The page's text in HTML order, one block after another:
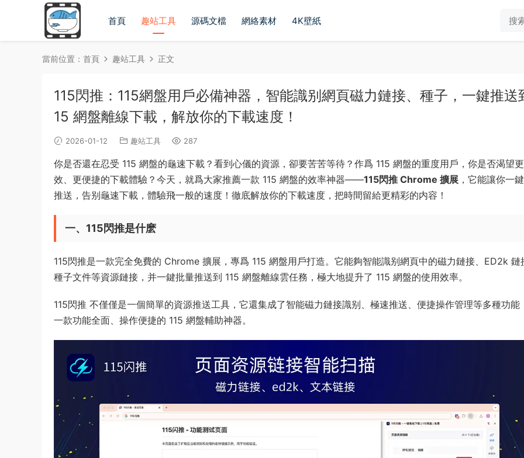
首頁 趣站工具 源碼文檔 網絡素材 4K壁紙
當前位置： 首頁 趣站工具 正文
115閃推：115網盤用戶必備神器，智能識别網頁磁力鏈接、種子，一鍵推送
15 網盤離線下載，解放你的下載速度！
2026-01-12 趣站工具 287
你是否還在忍受 115 網盤的龜速下載？看到心儀的資源，卻要苦苦等待？作爲 115 網盤的重度用戶，你是否渴望
效、更便捷的下載體驗？今天，就爲大家推薦一款 115 網盤的效率神器——115閃推 Chrome 擴展 ，它能讓你一
推送，告别龜速下載，體驗飛一般的速度！徹底解放你的下載速度，把時間留給更精彩的内容！
一、115閃推是什麽
115閃推是一款完全免費的 Chrome 擴展，專爲 115 網盤用戶打造。它能夠智能識别網頁中的磁力鏈接、ED2k 鏈
種子文件等資源鏈接，并一鍵批量推送到 115 網盤離線雲任務，極大地提升了 115 網盤的使用效率。
115閃推 不僅僅是一個簡單的資源推送工具，它還集成了智能磁力鏈接識别、極速推送、便捷操作管理等多種功能
一款功能全面、操作便捷的 115 網盤輔助神器。